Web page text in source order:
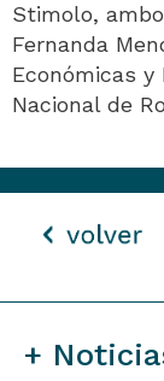
Stimolo,
Fernanda
Económicas
Nacional de
+